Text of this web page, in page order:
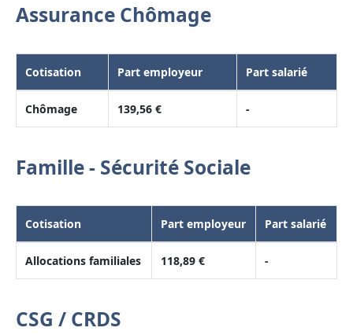
Assurance Chômage
Cotisation Part employeur Part salarié
Chômage 139,56 € -
Famille - Sécurité Sociale
Cotisation Part employeur Part salarié
Allocations familiales 118,89 € -
CSG / CRDS